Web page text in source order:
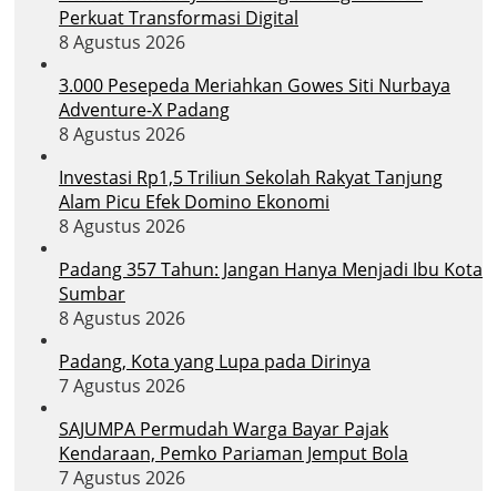
Perkuat Transformasi Digital
8 Agustus 2026
3.000 Pesepeda Meriahkan Gowes Siti Nurbaya
Adventure-X Padang
8 Agustus 2026
Investasi Rp1,5 Triliun Sekolah Rakyat Tanjung
Alam Picu Efek Domino Ekonomi
8 Agustus 2026
Padang 357 Tahun: Jangan Hanya Menjadi Ibu Kota
Sumbar
8 Agustus 2026
Padang, Kota yang Lupa pada Dirinya
7 Agustus 2026
SAJUMPA Permudah Warga Bayar Pajak
Kendaraan, Pemko Pariaman Jemput Bola
7 Agustus 2026